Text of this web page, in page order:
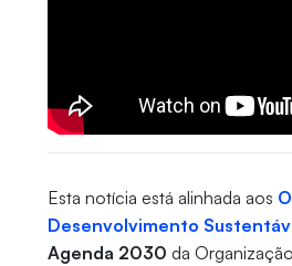
Esta notícia está alinhada aos
Desenvolvimento
Agenda 2030 da